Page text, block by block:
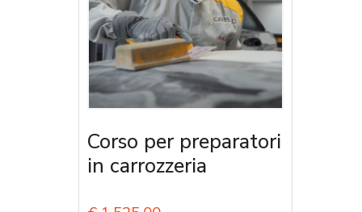
Corso per preparatori
in carrozzeria